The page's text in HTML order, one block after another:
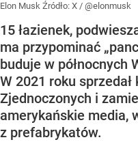
Elon Musk Źródło: X / @elonmusk
15 łazienek,
ma przypominać
buduje w północnych
W 2021 roku
Zjednoczonych i
amerykańskie media,
z prefabrykatów.